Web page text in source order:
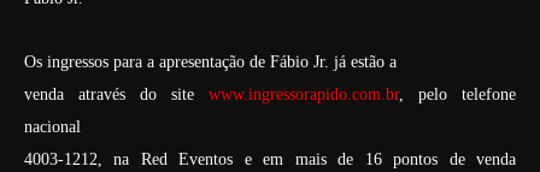
Os ingressos para a apresentação de Fábio Jr. já estão a
venda através do site www.ingressorapido.com.br, pelo telefone
nacional
4003-1212, na Red Eventos e em mais de 16 pontos de venda